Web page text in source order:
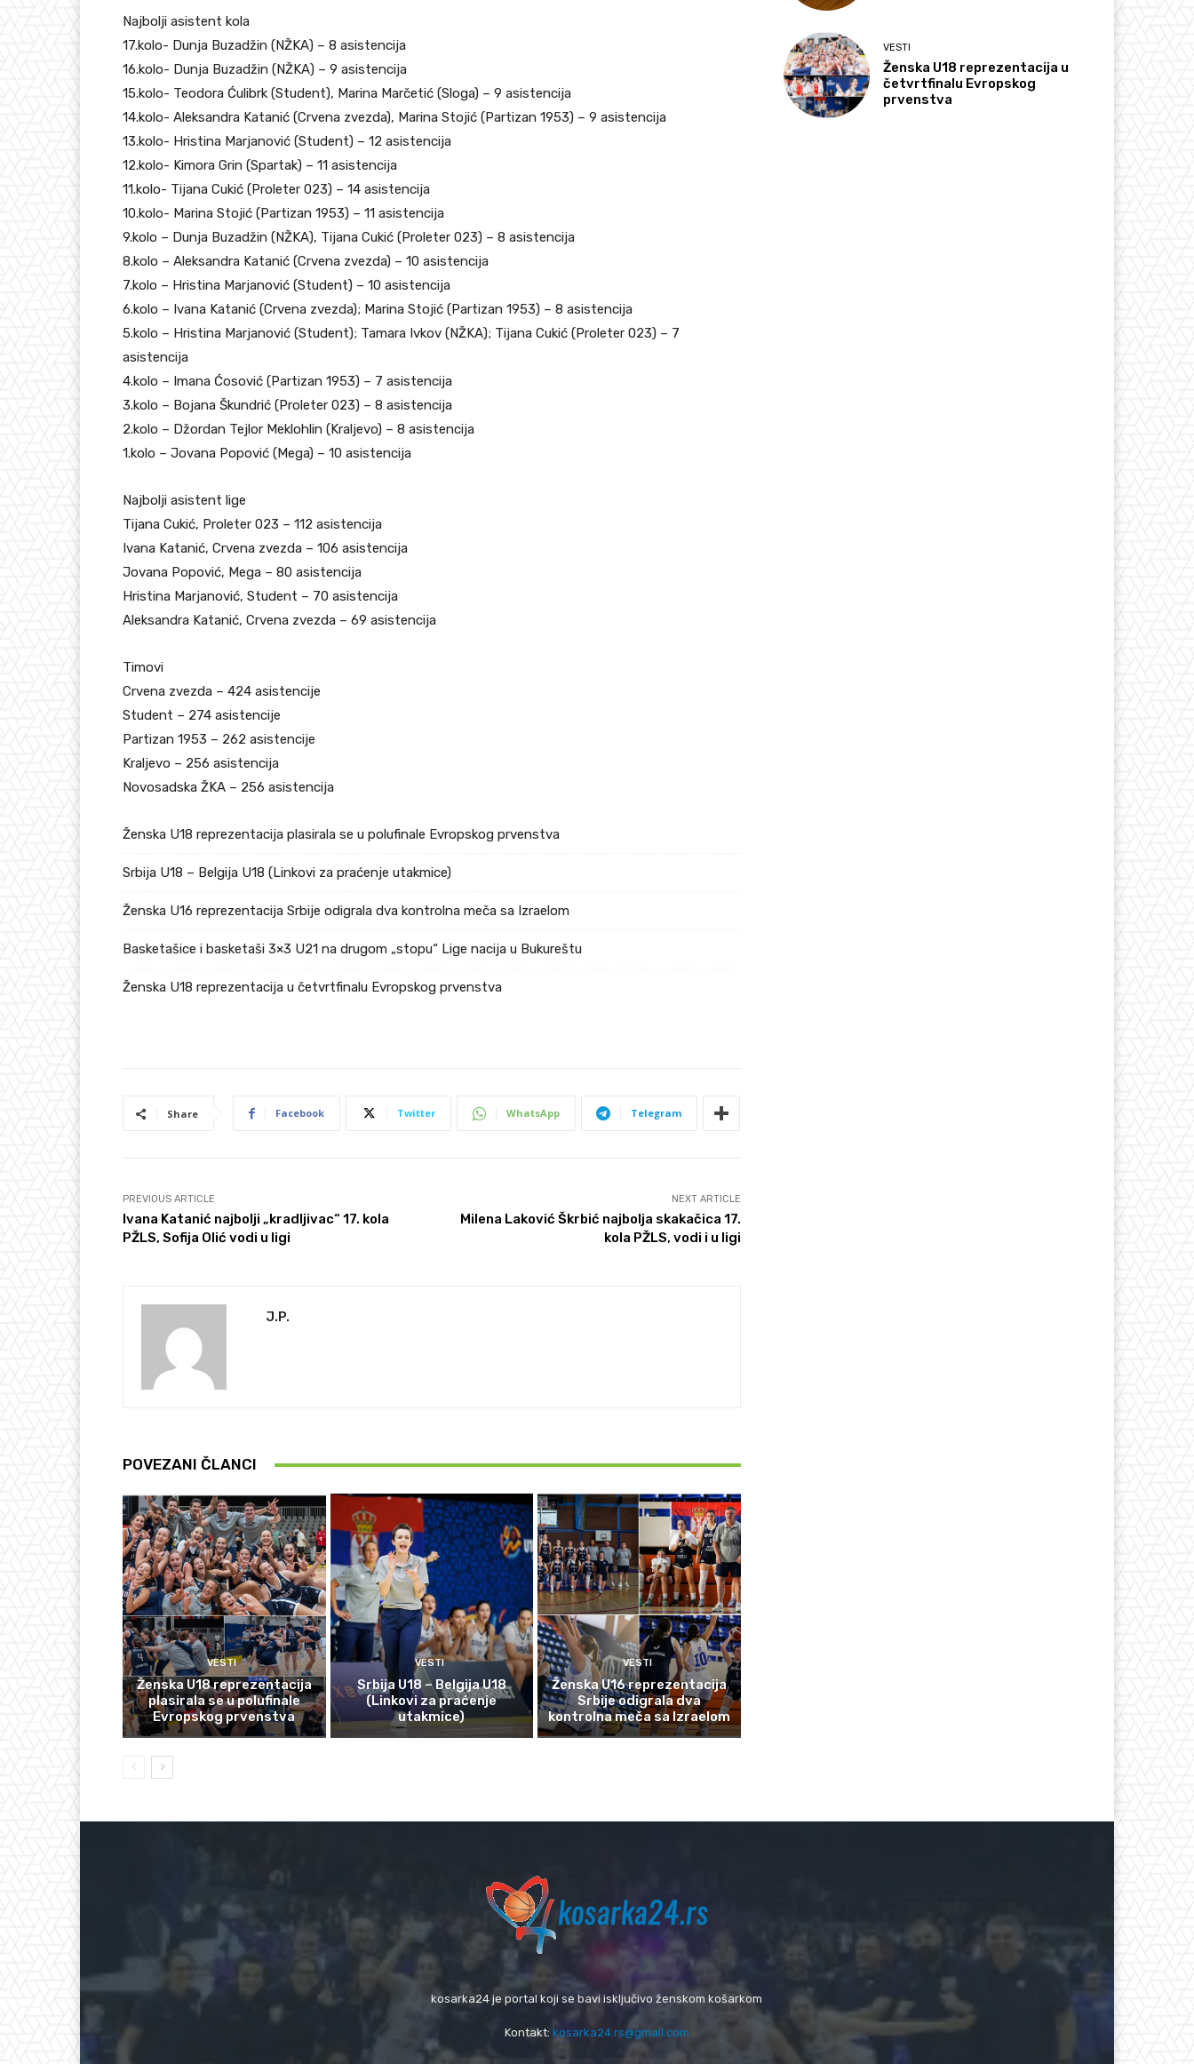
Najbolji asistent kola
17.kolo- Dunja Buzadžin (NŽKA) – 8 asistencija
16.kolo- Dunja Buzadžin (NŽKA) – 9 asistencija
15.kolo- Teodora Ćulibrk (Student), Marina Marčetić (Sloga) – 9 asistencija
14.kolo- Aleksandra Katanić (Crvena zvezda), Marina Stojić (Partizan 1953) – 9 asistencija
13.kolo- Hristina Marjanović (Student) – 12 asistencija
12.kolo- Kimora Grin (Spartak) – 11 asistencija
11.kolo- Tijana Cukić (Proleter 023) – 14 asistencija
10.kolo- Marina Stojić (Partizan 1953) – 11 asistencija
9.kolo – Dunja Buzadžin (NŽKA), Tijana Cukić (Proleter 023) – 8 asistencija
8.kolo – Aleksandra Katanić (Crvena zvezda) – 10 asistencija
7.kolo – Hristina Marjanović (Student) – 10 asistencija
6.kolo – Ivana Katanić (Crvena zvezda); Marina Stojić (Partizan 1953) – 8 asistencija
5.kolo – Hristina Marjanović (Student); Tamara Ivkov (NŽKA); Tijana Cukić (Proleter 023) – 7
asistencija
4.kolo – Imana Ćosović (Partizan 1953) – 7 asistencija
3.kolo – Bojana Škundrić (Proleter 023) – 8 asistencija
2.kolo – Džordan Tejlor Meklohlin (Kraljevo) – 8 asistencija
1.kolo – Jovana Popović (Mega) – 10 asistencija
Najbolji asistent lige
Tijana Cukić, Proleter 023 – 112 asistencija
Ivana Katanić, Crvena zvezda – 106 asistencija
Jovana Popović, Mega – 80 asistencija
Hristina Marjanović, Student – 70 asistencija
Aleksandra Katanić, Crvena zvezda – 69 asistencija
Timovi
Crvena zvezda – 424 asistencije
Student – 274 asistencije
Partizan 1953 – 262 asistencije
Kraljevo – 256 asistencija
Novosadska ŽKA – 256 asistencija
Ženska U18 reprezentacija plasirala se u polufinale Evropskog prvenstva
Srbija U18 – Belgija U18 (Linkovi za praćenje utakmice)
Ženska U16 reprezentacija Srbije odigrala dva kontrolna meča sa Izraelom
Basketašice i basketaši 3×3 U21 na drugom „stopu“ Lige nacija u Bukureštu
Ženska U18 reprezentacija u četvrtfinalu Evropskog prvenstva
Share Facebook Twitter WhatsApp Telegram
PREVIOUS ARTICLE
Ivana Katanić najbolji „kradljivac“ 17. kola
PŽLS, Sofija Olić vodi u ligi
NEXT ARTICLE
Milena Laković Škrbić najbolja skakačica 17.
kola PŽLS, vodi i u ligi
J.P.
POVEZANI ČLANCI
VESTI
Ženska U18 reprezentacija
plasirala se u polufinale
Evropskog prvenstva
VESTI
Srbija U18 – Belgija U18
(Linkovi za praćenje
utakmice)
VESTI
Ženska U16 reprezentacija
Srbije odigrala dva
kontrolna meča sa Izraelom
VESTI
Ženska U18 reprezentacija u
četvrtfinalu Evropskog
prvenstva
kosarka24 je portal koji se bavi isključivo ženskom košarkom
Kontakt: kosarka24.rs@gmail.com